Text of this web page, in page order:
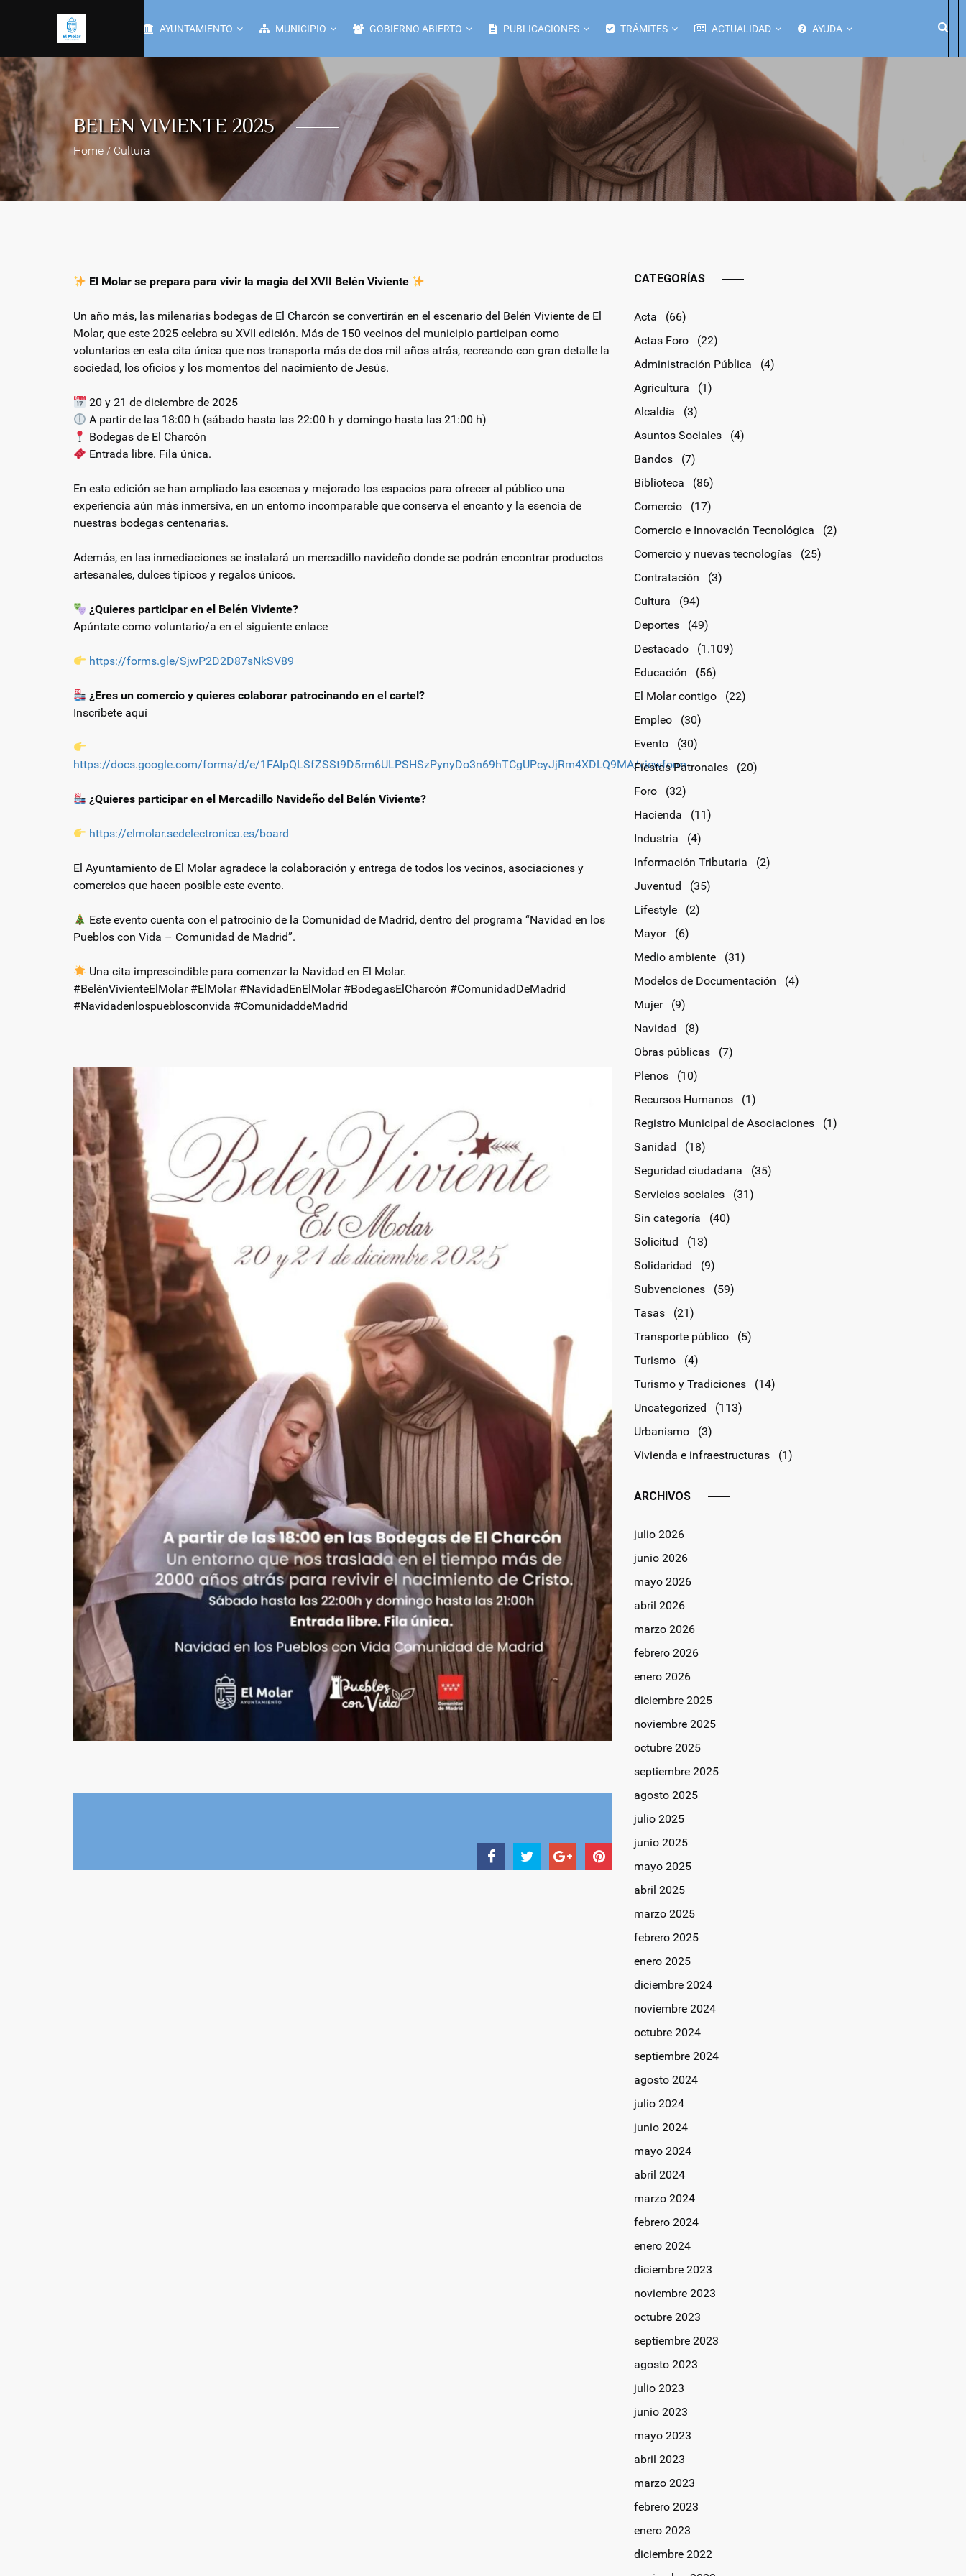
AYUNTAMIENTO MUNICIPIO GOBIERNO ABIERTO PUBLICACIONES TRÁMITES ACTUALIDAD AYUDA
BELEN VIVIENTE 2025
Home / Cultura
El Molar se prepara para vivir la magia del XVII Belén Viviente
Un año más, las milenarias bodegas de El Charcón se convertirán en el escenario del Belén Viviente de El
Molar, que este 2025 celebra su XVII edición. Más de 150 vecinos del municipio participan como
voluntarios en esta cita única que nos transporta más de dos mil años atrás, recreando con gran detalle la
sociedad, los oficios y los momentos del nacimiento de Jesús.
20 y 21 de diciembre de 2025
A partir de las 18:00 h (sábado hasta las 22:00 h y domingo hasta las 21:00 h)
Bodegas de El Charcón
Entrada libre. Fila única.
En esta edición se han ampliado las escenas y mejorado los espacios para ofrecer al público una
experiencia aún más inmersiva, en un entorno incomparable que conserva el encanto y la esencia de
nuestras bodegas centenarias.
Además, en las inmediaciones se instalará un mercadillo navideño donde se podrán encontrar productos
artesanales, dulces típicos y regalos únicos.
¿Quieres participar en el Belén Viviente?
Apúntate como voluntario/a en el siguiente enlace
https://forms.gle/SjwP2D2D87sNkSV89
¿Eres un comercio y quieres colaborar patrocinando en el cartel?
Inscríbete aquí
https://docs.google.com/forms/d/e/1FAIpQLSfZSSt9D5rm6ULPSHSzPynyDo3n69hTCgUPcyJjRm4XDLQ9MA/viewform
¿Quieres participar en el Mercadillo Navideño del Belén Viviente?
https://elmolar.sedelectronica.es/board
El Ayuntamiento de El Molar agradece la colaboración y entrega de todos los vecinos, asociaciones y
comercios que hacen posible este evento.
Este evento cuenta con el patrocinio de la Comunidad de Madrid, dentro del programa “Navidad en los
Pueblos con Vida – Comunidad de Madrid”.
Una cita imprescindible para comenzar la Navidad en El Molar.
#BelénVivienteElMolar #ElMolar #NavidadEnElMolar #BodegasElCharcón #ComunidadDeMadrid
#Navidadenlospueblosconvida #ComunidaddeMadrid
CATEGORÍAS
Acta
(66)
Actas Foro
(22)
Administración Pública
(4)
Agricultura
(1)
Alcaldía
(3)
Asuntos Sociales
(4)
Bandos
(7)
Biblioteca
(86)
Comercio
(17)
Comercio e Innovación Tecnológica
(2)
Comercio y nuevas tecnologías
(25)
Contratación
(3)
Cultura
(94)
Deportes
(49)
Destacado
(1.109)
Educación
(56)
El Molar contigo
(22)
Empleo
(30)
Evento
(30)
Fiestas Patronales
(20)
Foro
(32)
Hacienda
(11)
Industria
(4)
Información Tributaria
(2)
Juventud
(35)
Lifestyle
(2)
Mayor
(6)
Medio ambiente
(31)
Modelos de Documentación
(4)
Mujer
(9)
Navidad
(8)
Obras públicas
(7)
Plenos
(10)
Recursos Humanos
(1)
Registro Municipal de Asociaciones
(1)
Sanidad
(18)
Seguridad ciudadana
(35)
Servicios sociales
(31)
Sin categoría
(40)
Solicitud
(13)
Solidaridad
(9)
Subvenciones
(59)
Tasas
(21)
Transporte público
(5)
Turismo
(4)
Turismo y Tradiciones
(14)
Uncategorized
(113)
Urbanismo
(3)
Vivienda e infraestructuras
(1)
ARCHIVOS
julio 2026
junio 2026
mayo 2026
abril 2026
marzo 2026
febrero 2026
enero 2026
diciembre 2025
noviembre 2025
octubre 2025
septiembre 2025
agosto 2025
julio 2025
junio 2025
mayo 2025
abril 2025
marzo 2025
febrero 2025
enero 2025
diciembre 2024
noviembre 2024
octubre 2024
septiembre 2024
agosto 2024
julio 2024
junio 2024
mayo 2024
abril 2024
marzo 2024
febrero 2024
enero 2024
diciembre 2023
noviembre 2023
octubre 2023
septiembre 2023
agosto 2023
julio 2023
junio 2023
mayo 2023
abril 2023
marzo 2023
febrero 2023
enero 2023
diciembre 2022